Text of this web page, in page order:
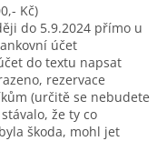
Kč)
do 5.9.2024 přímo u
účet
do textu napsat
rezervace
(určitě se nebudete
že ty co
škoda, mohl jet